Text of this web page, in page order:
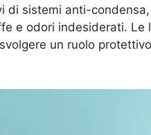
di sistemi anti-
e odori indesiderati.
un ruolo